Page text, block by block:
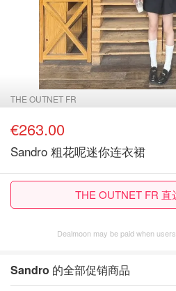
THE OUTNET FR
€263.00
Sandro 粗花呢迷你连衣裙
THE OUTNET FR
Dealmoon may be paid when
Sandro 的全部促销商品